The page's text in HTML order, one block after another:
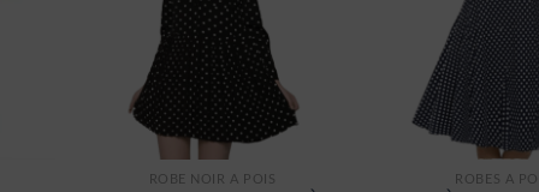
ROBE NOIR A POIS ROBES À